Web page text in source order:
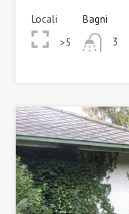
Locali
>5
Bagni
3